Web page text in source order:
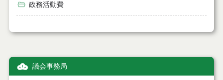
政務活動費
議会事務局